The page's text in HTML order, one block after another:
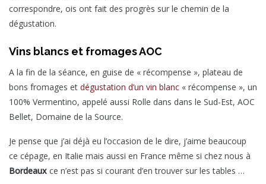
correspondre, ois ont fait des progrès sur le chemin de la
dégustation.
Vins blancs et fromages AOC
A la fin de la séance, en guise de « récompense », plateau de
bons fromages et dégustation d’un vin blanc « récompense », un
100% Vermentino, appelé aussi Rolle dans dans le Sud-Est, AOC
Bellet, Domaine de la Source.
Je pense que j’ai déjà eu l’occasion de le dire, j’aime beaucoup
ce cépage, en Italie mais aussi en France même si chez nous à
Bordeaux ce n’est pas si courant d’en trouver sur les tables …